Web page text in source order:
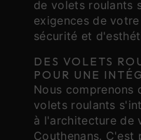
de volets roulants
exigences de
sécurité et
DES VOLETS
POUR UNE
Nous comprenons
volets roulants
à l'architecture de
Couthenans. C'est